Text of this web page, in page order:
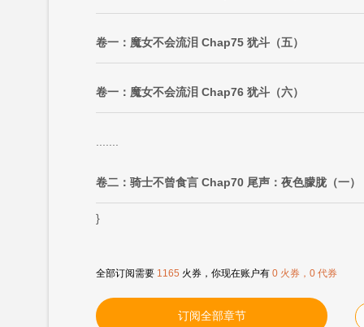
卷一：魔女不会流泪 Chap75 犹斗（五）
卷一：魔女不会流泪 Chap76 犹斗（六）
卷二：骑士不曾食言 Chap70 尾声：夜色朦胧（一）
}
全部订阅需要 1165 火券，你现在账户有 0 火券，0 代券
订阅全部章节